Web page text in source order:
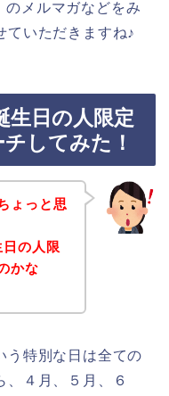
メルマガなどをみ
ていただきますね♪
生日の人限定
してみた！
ょっと思
の人限
かな
う特別な日は全ての
、４月、５月、６